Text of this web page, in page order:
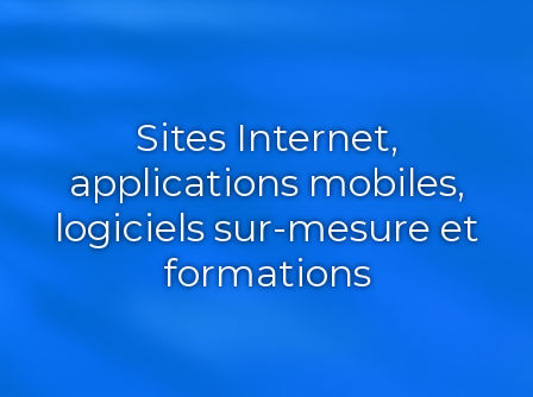
Sites Internet,
applications mobiles,
logiciels sur-mesure et
formations